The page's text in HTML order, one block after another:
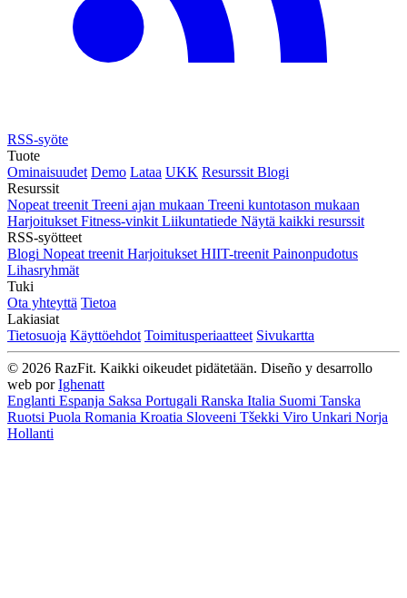
RSS-syöte
Tuote
Ominaisuudet Demo Lataa UKK Resurssit Blogi
Resurssit
Nopeat treenit Treeni ajan mukaan Treeni kuntotason mukaan
Harjoitukset Fitness-vinkit Liikuntatiede Näytä kaikki resurssit
RSS-syötteet
Blogi Nopeat treenit Harjoitukset HIIT-treenit Painonpudotus
Lihasryhmät
Tuki
Ota yhteyttä Tietoa
Lakiasiat
Tietosuoja Käyttöehdot Toimitusperiaatteet Sivukartta
© 2026 RazFit. Kaikki oikeudet pidätetään. Diseño y desarrollo
web porIghenatt
Englanti Espanja Saksa Portugali Ranska Italia Suomi Tanska
Ruotsi Puola Romania Kroatia Sloveeni Tšekki Viro Unkari Norja
Hollanti